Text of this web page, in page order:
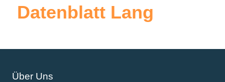
Datenblatt Lang
Über Uns